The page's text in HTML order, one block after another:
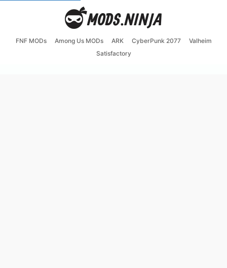
FNF MODs Among Us MODs ARK CyberPunk 2077
Valheim
Satisfactory